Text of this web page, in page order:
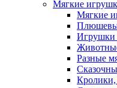
Мягкие
Мягкие
Игрушки
Разные
Кролики,